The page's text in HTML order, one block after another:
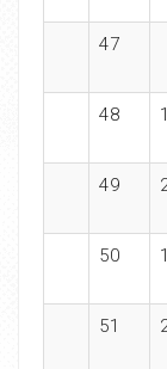
47
48
49
50
51